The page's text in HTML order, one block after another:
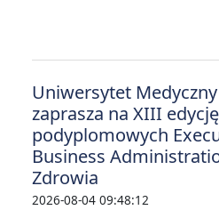
Uniwersytet
zaprasza na XIII
podyplomowych
Business
Zdrowia
2026-08-04 09:48:12